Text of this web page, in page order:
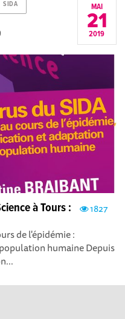
SIDA MAI
21
2019
1827
à Tours :
de l'épidémie :
humaine Depuis